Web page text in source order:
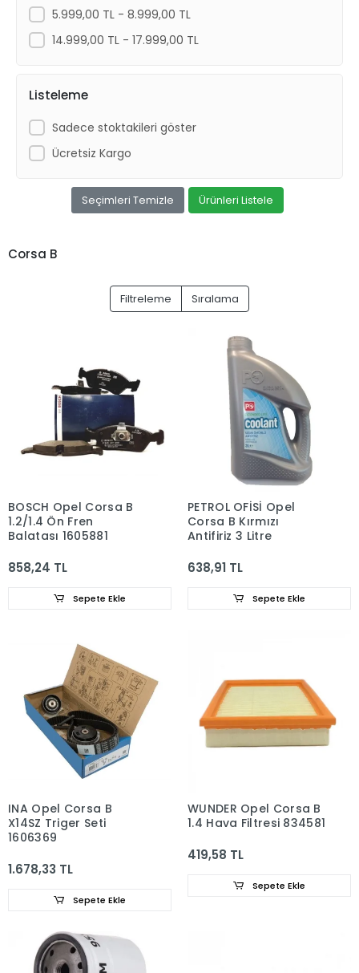
Wunder
5.999,00 TL - 8.999,00 TL
14.999,00 TL - 17.999,00 TL
Listeleme
Sadece stoktakileri göster
Ücretsiz Kargo
Seçimleri Temizle Ürünleri Listele
Corsa B
Filtreleme Sıralama
BOSCH Opel Corsa B
1.2/1.4 Ön Fren
Balatası 1605881
858,24 TL
Sepete Ekle
PETROL OFİSİ Opel
Corsa B Kırmızı
Antifiriz 3 Litre
638,91 TL
Sepete Ekle
INA Opel Corsa B
X14SZ Triger Seti
1606369
1.678,33 TL
Sepete Ekle
WUNDER Opel Corsa B
1.4 Hava Filtresi 834581
419,58 TL
Sepete Ekle